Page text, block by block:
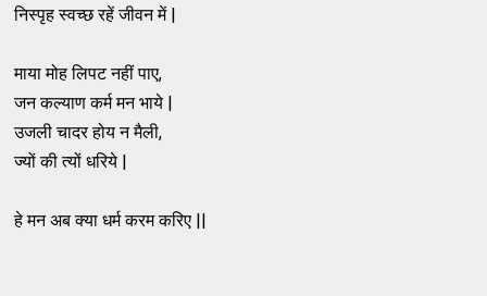
निस्पृह स्वच्छ रहें जीवन में |
माया मोह लिपट नहीं पाए,
जन कल्याण कर्म मन भाये |
उजली चादर होय न मैली,
ज्यों की त्यों धरिये |
हे मन अब क्या धर्म करम करिए ||